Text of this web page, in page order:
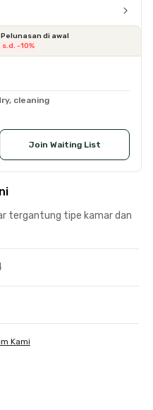
Pelunasan di awal
s.d. -10%
cleaning
Join Waiting List
tergantung tipe kamar dan
Kami